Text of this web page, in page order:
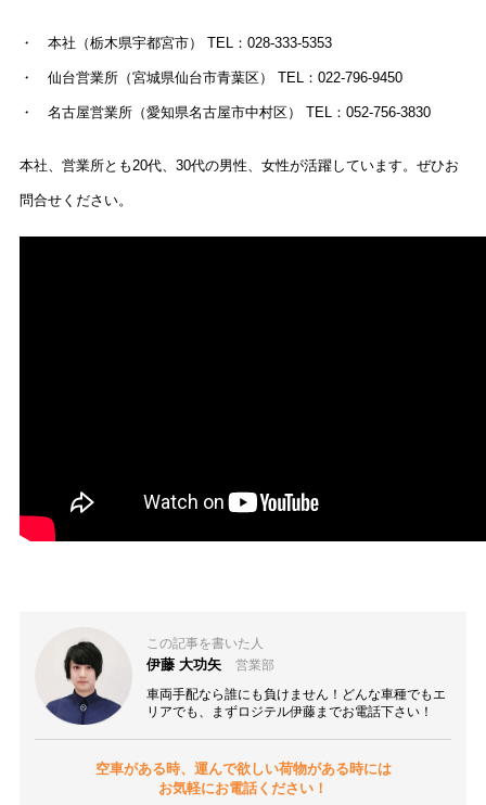
・ 本社（栃木県宇都宮市） TEL：028-333-5353
・ 仙台営業所（宮城県仙台市青葉区） TEL：022-796-9450
・ 名古屋営業所（愛知県名古屋市中村区） TEL：052-756-3830
本社、営業所とも20代、30代の男性、女性が活躍しています。ぜひお
問合せください。
この記事を書いた人
伊藤 大功矢 営業部
車両手配なら誰にも負けません！どんな車種でもエ
リアでも、まずロジテル伊藤までお電話下さい！
空車がある時、運んで欲しい荷物がある時には
お気軽にお電話ください！